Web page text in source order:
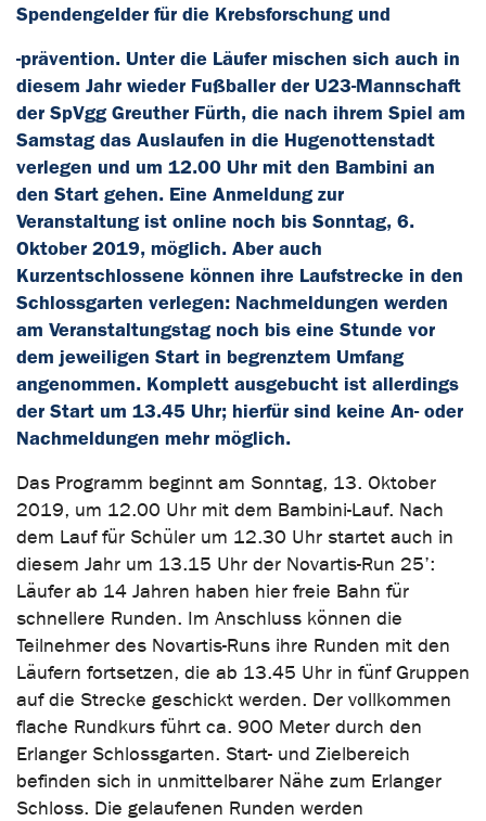
Spendengelder für die Krebsforschung und
-prävention. Unter die Läufer mischen sich auch in
diesem Jahr wieder Fußballer der U23-Mannschaft
der SpVgg Greuther Fürth, die nach ihrem Spiel am
Samstag das Auslaufen in die Hugenottenstadt
verlegen und um 12.00 Uhr mit den Bambini an
den Start gehen. Eine Anmeldung zur
Veranstaltung ist online noch bis Sonntag, 6.
Oktober 2019, möglich. Aber auch
Kurzentschlossene können ihre Laufstrecke in den
Schlossgarten verlegen: Nachmeldungen werden
am Veranstaltungstag noch bis eine Stunde vor
dem jeweiligen Start in begrenztem Umfang
angenommen. Komplett ausgebucht ist allerdings
der Start um 13.45 Uhr; hierfür sind keine An- oder
Nachmeldungen mehr möglich.
Das Programm beginnt am Sonntag, 13. Oktober
2019, um 12.00 Uhr mit dem Bambini-Lauf. Nach
dem Lauf für Schüler um 12.30 Uhr startet auch in
diesem Jahr um 13.15 Uhr der Novartis-Run 25’:
Läufer ab 14 Jahren haben hier freie Bahn für
schnellere Runden. Im Anschluss können die
Teilnehmer des Novartis-Runs ihre Runden mit den
Läufern fortsetzen, die ab 13.45 Uhr in fünf Gruppen
auf die Strecke geschickt werden. Der vollkommen
flache Rundkurs führt ca. 900 Meter durch den
Erlanger Schlossgarten. Start- und Zielbereich
befinden sich in unmittelbarer Nähe zum Erlanger
Schloss. Die gelaufenen Runden werden